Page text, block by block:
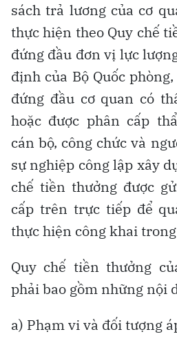
sách trả lương của cơ
thực hiện theo Quy chế
đứng đầu đơn vị lực
định của Bộ Quốc
đứng đầu cơ quan có
hoặc được phân cấp
cán bộ, công chức và
sự nghiệp công lập xây
chế tiền thưởng được
cấp trên trực tiếp để
thực hiện công khai
Quy chế tiền thưởng
phải bao gồm những nội
a) Phạm vi và đối tượng